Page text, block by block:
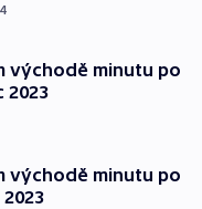
východě minutu po
2023
východě minutu po